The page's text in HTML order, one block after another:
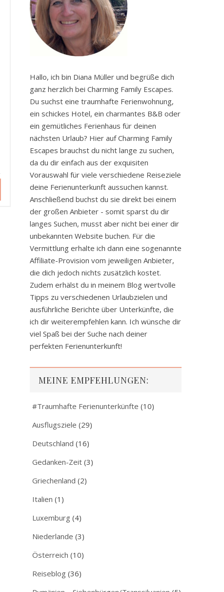
Hallo, ich bin Diana Müller und begrüße dich
ganz herzlich bei Charming Family Escapes.
Du suchst eine traumhafte Ferienwohnung,
ein schickes Hotel, ein charmantes B&B oder
ein gemütliches Ferienhaus für deinen
nächsten Urlaub? Hier auf Charming Family
Escapes brauchst du nicht lange zu suchen,
da du dir einfach aus der exquisiten
Vorauswahl für viele verschiedene Reiseziele
deine Ferienunterkunft aussuchen kannst.
Anschließend buchst du sie direkt bei einem
der großen Anbieter - somit sparst du dir
langes Suchen, musst aber nicht bei einer dir
unbekannten Website buchen. Für die
Vermittlung erhalte ich dann eine sogenannte
Affiliate-Provision vom jeweiligen Anbieter,
die dich jedoch nichts zusätzlich kostet.
Zudem erhälst du in meinem Blog wertvolle
Tipps zu verschiedenen Urlaubzielen und
ausführliche Berichte über Unterkünfte, die
ich dir weiterempfehlen kann. Ich wünsche dir
viel Spaß bei der Suche nach deiner
perfekten Ferienunterkunft!
MEINE EMPFEHLUNGEN:
#Traumhafte Ferienunterkünfte (10)
Ausflugsziele (29)
Deutschland (16)
Gedanken-Zeit (3)
Griechenland (2)
Italien (1)
Luxemburg (4)
Niederlande (3)
Österreich (10)
Reiseblog (36)